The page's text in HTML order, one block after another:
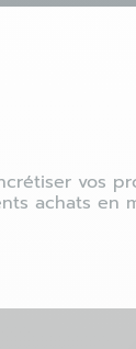
vos
achats